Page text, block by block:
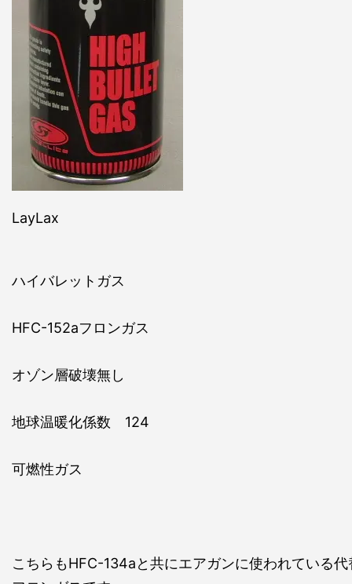
LayLax
ハイバレットガス
HFC-152aフロンガス
オゾン層破壊無し
地球温暖化係数 124
可燃性ガス
こちらもHFC-134aと共にエアガンに使われている代